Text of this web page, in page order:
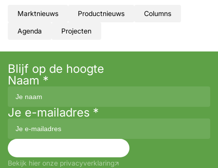
Marktnieuws Productnieuws Columns
Agenda Projecten
Blijf op de hoogte
Naam *
Je e-mailadres *
Bekijk hier onze privacyverklaring